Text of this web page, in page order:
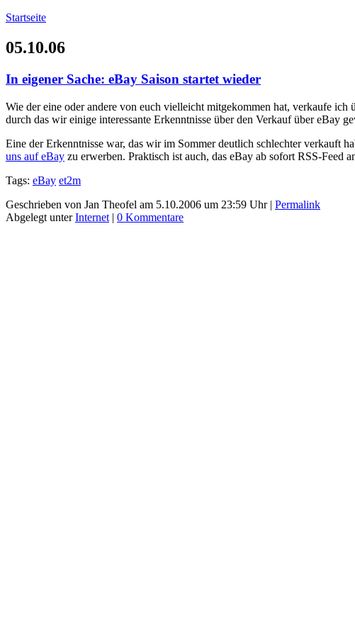
Startseite
05.10.06
In eigener Sache: eBay Saison startet wieder
Wie der eine oder andere von euch vielleicht mitgekommen hat, verkaufe ich
durch das wir einige interessante Erkenntnisse über den Verkauf über eBay
Eine der Erkenntnisse war, das wir im Sommer deutlich schlechter verkauft
uns auf eBay zu erwerben. Praktisch ist auch, das eBay ab sofort RSS-Feed
Tags: eBay et2m
Geschrieben von Jan Theofel am 5.10.2006 um 23:59 Uhr | Permalink
Abgelegt unterInternet | 0 Kommentare